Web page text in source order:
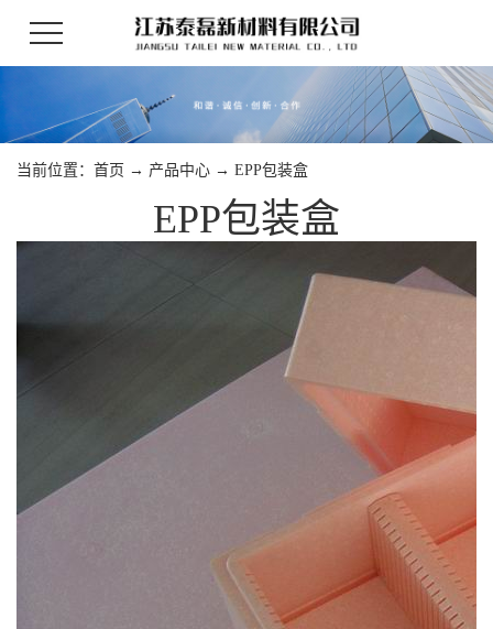
当前位置： 首页 → 产品中心 → EPP包装盒
EPP包装盒